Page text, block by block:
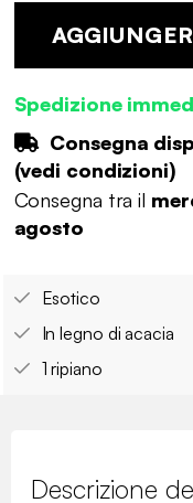
Spedizione
Consegna
(vedi condizioni)
Consegna tra il
agosto
Esotico
In legno di acacia
1 ripiano
Descrizione